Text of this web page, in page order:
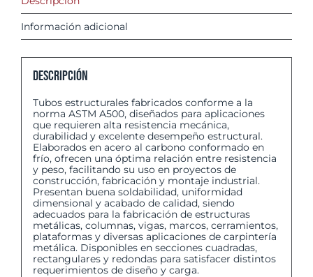
Información adicional
Descripción
Tubos estructurales fabricados conforme a la
norma ASTM A500, diseñados para aplicaciones
que requieren alta resistencia mecánica,
durabilidad y excelente desempeño estructural.
Elaborados en acero al carbono conformado en
frío, ofrecen una óptima relación entre resistencia
y peso, facilitando su uso en proyectos de
construcción, fabricación y montaje industrial.
Presentan buena soldabilidad, uniformidad
dimensional y acabado de calidad, siendo
adecuados para la fabricación de estructuras
metálicas, columnas, vigas, marcos, cerramientos,
plataformas y diversas aplicaciones de carpintería
metálica. Disponibles en secciones cuadradas,
rectangulares y redondas para satisfacer distintos
requerimientos de diseño y carga.